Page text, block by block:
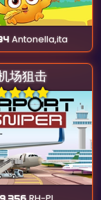
Antonella,ita
场狙击